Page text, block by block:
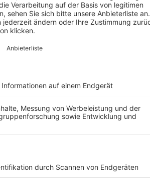
NEUIGKEITEN FÜR DICH
ALLE NEWS
Spiele Kompletter Spielplan